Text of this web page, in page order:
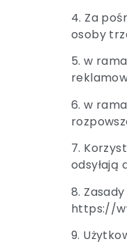
4. Za
osoby
5. w
6. w
7.
odsyłają
8.
https://
9.